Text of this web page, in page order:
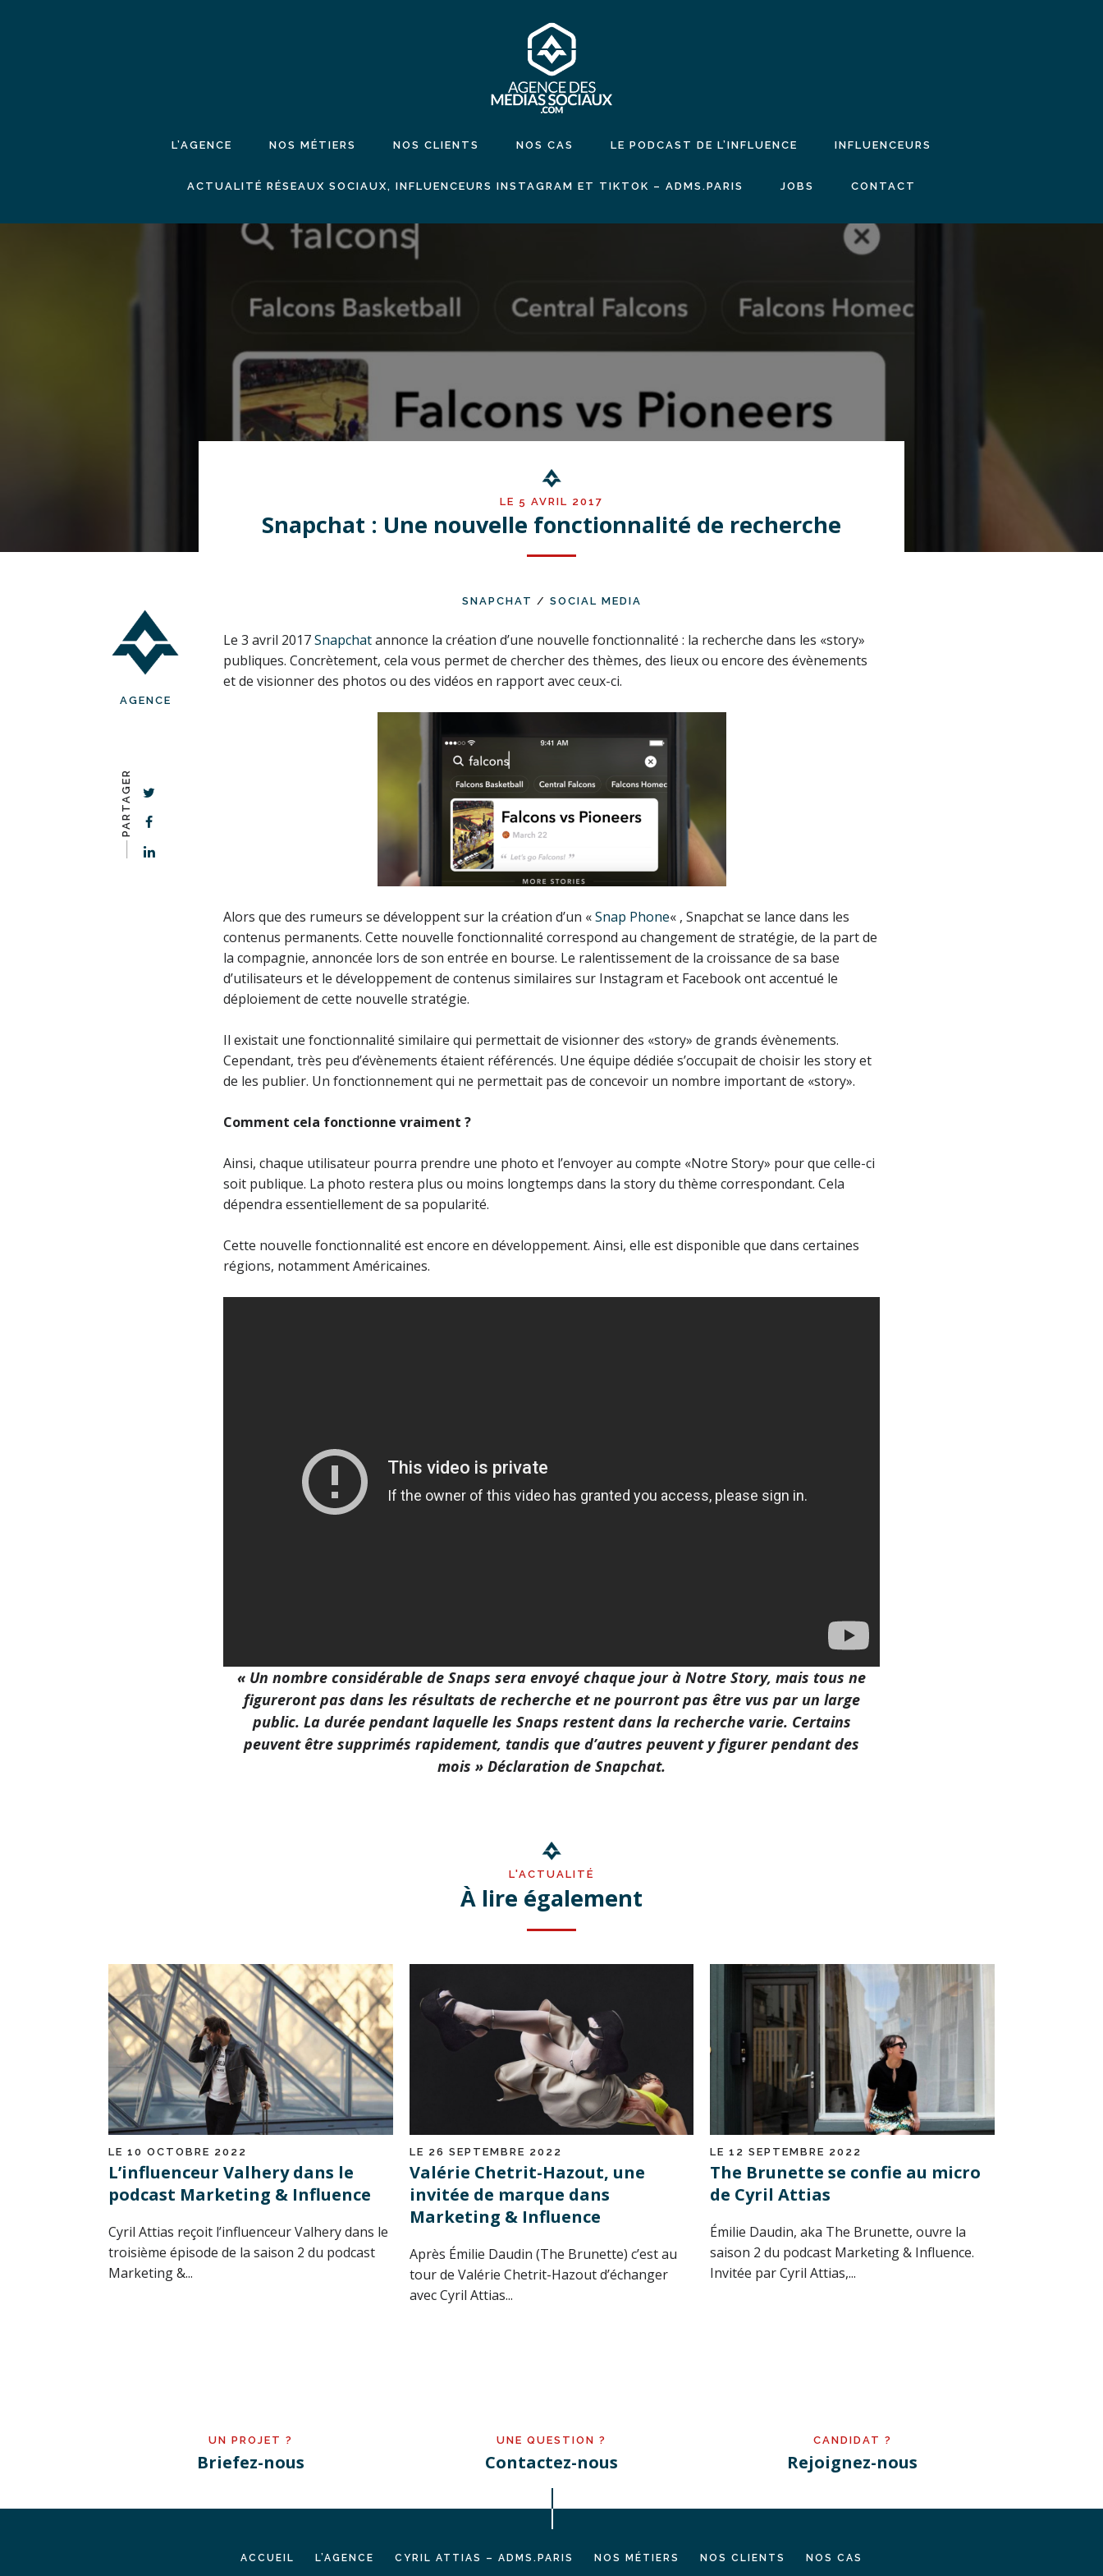
L’AGENCE NOS MÉTIERS NOS CLIENTS NOS CAS LE PODCAST DE L’INFLUENCE INFLUENCEURS
ACTUALITÉ RÉSEAUX SOCIAUX, INFLUENCEURS INSTAGRAM ET TIKTOK – ADMS.PARIS JOBS CONTACT
AGENCE
PARTAGER
LE 5 AVRIL 2017
Snapchat : Une nouvelle fonctionnalité de recherche
SNAPCHAT / SOCIAL MEDIA
Le 3 avril 2017Snapchatannonce la création d’une nouvelle fonctionnalité : la recherche dans les «story»
publiques. Concrètement, cela vous permet de chercher des thèmes, des lieux ou encore des évènements
et de visionner des photos ou des vidéos en rapport avec ceux-ci.
Alors que des rumeurs se développent sur la création d’un «Snap Phone« , Snapchat se lance dans les
contenus permanents. Cette nouvelle fonctionnalité correspond au changement de stratégie, de la part de
la compagnie, annoncée lors de son entrée en bourse. Le ralentissement de la croissance de sa base
d’utilisateurs et le développement de contenus similaires sur Instagram et Facebook ont accentué le
déploiement de cette nouvelle stratégie.
Il existait une fonctionnalité similaire qui permettait de visionner des «story» de grands évènements.
Cependant, très peu d’évènements étaient référencés. Une équipe dédiée s’occupait de choisir les story et
de les publier. Un fonctionnement qui ne permettait pas de concevoir un nombre important de «story».
Comment cela fonctionne vraiment ?
Ainsi, chaque utilisateur pourra prendre une photo et l’envoyer au compte «Notre Story» pour que celle-ci
soit publique. La photo restera plus ou moins longtemps dans la story du thème correspondant. Cela
dépendra essentiellement de sa popularité.
Cette nouvelle fonctionnalité est encore en développement. Ainsi, elle est disponible que dans certaines
régions, notamment Américaines.
« Un nombre considérable de Snaps sera envoyé chaque jour à Notre Story, mais tous ne
figureront pas dans les résultats de recherche et ne pourront pas être vus par un large
public. La durée pendant laquelle les Snaps restent dans la recherche varie. Certains
peuvent être supprimés rapidement, tandis que d’autres peuvent y figurer pendant des
mois » Déclaration de Snapchat.
L'ACTUALITÉ
À lire également
LE 10 OCTOBRE 2022
L’influenceur Valhery dans le
podcast Marketing & Influence
Cyril Attias reçoit l’influenceur Valhery dans le
troisième épisode de la saison 2 du podcast
Marketing &...
LE 26 SEPTEMBRE 2022
Valérie Chetrit-Hazout, une
invitée de marque dans
Marketing & Influence
Après Émilie Daudin (The Brunette) c’est au
tour de Valérie Chetrit-Hazout d’échanger
avec Cyril Attias...
LE 12 SEPTEMBRE 2022
The Brunette se confie au micro
de Cyril Attias
Émilie Daudin, aka The Brunette, ouvre la
saison 2 du podcast Marketing & Influence.
Invitée par Cyril Attias,...
UN PROJET ?
Briefez-nous
UNE QUESTION ?
Contactez-nous
CANDIDAT ?
Rejoignez-nous
ACCUEIL L’AGENCE CYRIL ATTIAS – ADMS.PARIS NOS MÉTIERS NOS CLIENTS NOS CAS